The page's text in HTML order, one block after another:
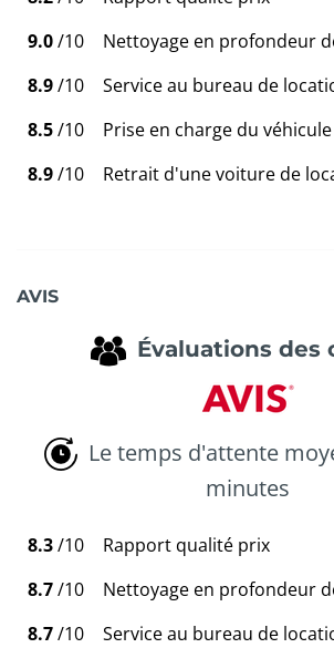
9.0/10
Nettoyage en profondeur
8.9/10
Service au bureau de
8.5/10
Prise en charge du véhicule
8.9/10 Retrait d'une voiture de
AVIS
Évaluations des
Le temps d'attente
minutes
8.3/10
Rapport qualité prix
8.7/10
Nettoyage en profondeur
8.7/10 Service au bureau de